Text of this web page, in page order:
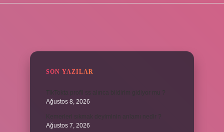
SON YAZILAR
Ağustos 8, 2026
Ağustos 7, 2026